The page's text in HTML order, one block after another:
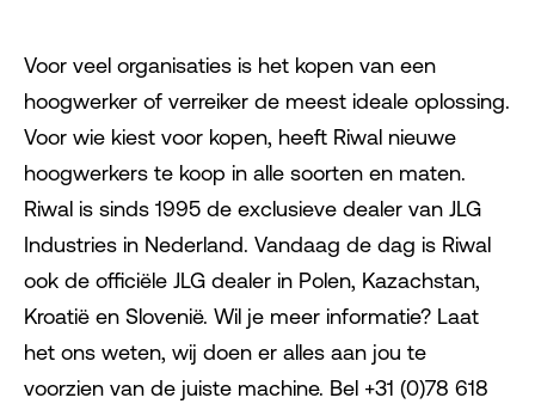
Voor veel organisaties is het kopen van een
hoogwerker of verreiker de meest ideale oplossing.
Voor wie kiest voor kopen, heeft Riwal nieuwe
hoogwerkers te koop in alle soorten en maten.
Riwal is sinds 1995 de exclusieve dealer van JLG
Industries in Nederland. Vandaag de dag is Riwal
ook de officiële JLG dealer in Polen, Kazachstan,
Kroatië en Slovenië. Wil je meer informatie? Laat
het ons weten, wij doen er alles aan jou te
voorzien van de juiste machine. Bel +31 (0)78 618